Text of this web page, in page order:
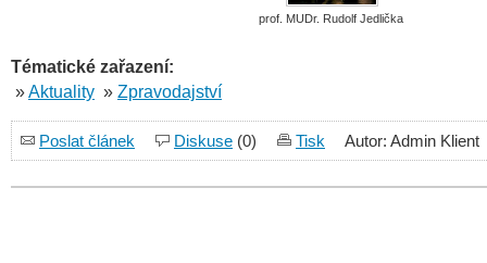
prof. MUDr. Rudolf Jedlička
Tématické zařazení:
»Aktuality » Zpravodajství
Poslat článek Diskuse (0) Tisk Autor: Admin Klient